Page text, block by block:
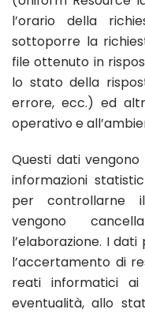
l’orario della
sottoporre la
file ottenuto in
lo stato della
errore, ecc.) ed
operativo e
Questi dati
informazioni
per controllarne
vengono
l’elaborazione. I
l’accertamento di
reati informatici
eventualità, allo